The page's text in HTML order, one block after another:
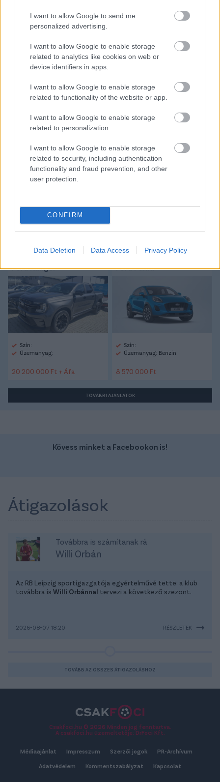
I want to allow Google to send me
personalized advertising.
I want to allow Google to enable storage
related to analytics like cookies on web or
device identifiers in apps.
I want to allow Google to enable storage
related to functionality of the website or app.
I want to allow Google to enable storage
related to personalization.
I want to allow Google to enable storage
related to security, including authentication
functionality and fraud prevention, and other
user protection.
CONFIRM
Data Deletion Data Access Privacy Policy
A kispestiek mellett a Vasas, a Videoton, a Fradi és a
Zete is büntetéssel búcsúzott a 2025/26-os
szezontól.
Elolvasom
Itt állíthatod be, hogy a Csakfoci az elsők
között legyen a Google-találatokban
Tetszett a cikk? Megosztanád?
Link másolása Email küldés
#ÁTIGAZOLÁSOK
#NYÍREGYHÁZA
Autópiac
Ford Ranger
Szín:
Üzemanyag:
20 200 000 Ft + Áfa
Ford Puma
Szín:
Üzemanyag: Benzin
8 570 000 Ft
TOVÁBBI AJÁNLATOK
Kövess minket a Facebookon is!
Átigazolások
Továbbra is számítanak rá
Willi Orbán
Az RB Leipzig sportigazgatója egyértelművé tette: a klub
továbbra is Willi Orbánnal tervezi a következő szezont.
2026-08-07 18:20 RÉSZLETEK
TOVÁBB AZ ÖSSZES ÁTIGAZOLÁSHOZ
Csakfoci.hu © 2026 Minden jog fenntartva.
A csakfoci.hu üzemeltetője: DrFoci Kft.
Médiaajánlat Impresszum Szerzői jogok PR-Archívum
Adatvédelem Kommentszabályzat Kapcsolat